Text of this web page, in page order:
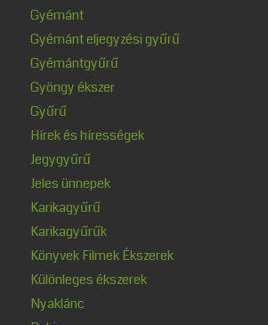
Gyémánt
Gyémánt eljegyzési gyűrű
Gyémántgyűrű
Gyöngy ékszer
Gyűrű
Hírek és hírességek
Jegygyűrű
Jeles ünnepek
Karikagyűrű
Karikagyűrűk
Könyvek Filmek Ékszerek
Különleges ékszerek
Nyaklánc